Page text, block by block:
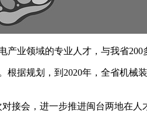
业领域的专业人才，与我省200
据规划，到2020年，全省机械
接会，进一步推进闽台两地在